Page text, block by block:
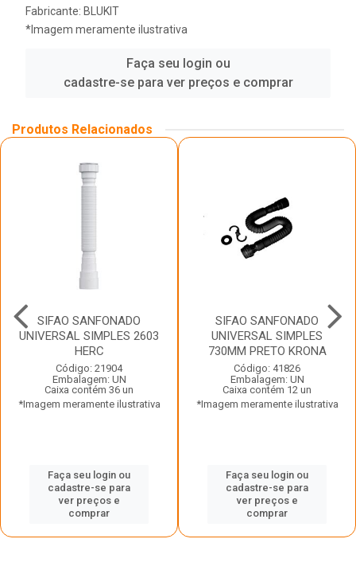
Fabricante: BLUKIT
*Imagem meramente ilustrativa
Faça seu login ou
cadastre-se para ver preços e comprar
Produtos Relacionados
SIFAO SANFONADO
UNIVERSAL SIMPLES 2603
HERC
Código: 21904
Embalagem: UN
Caixa contém 36 un
*Imagem meramente ilustrativa
Faça seu login ou
cadastre-se para
ver preços e
comprar
SIFAO SANFONADO
UNIVERSAL SIMPLES
730MM PRETO KRONA
Código: 41826
Embalagem: UN
Caixa contém 12 un
*Imagem meramente ilustrativa
Faça seu login ou
cadastre-se para
ver preços e
comprar